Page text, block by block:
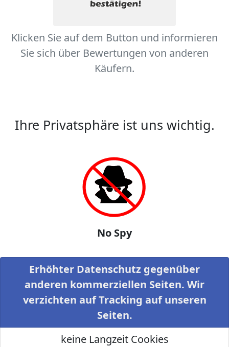
Klicken Sie auf dem Button und informieren
Sie sich über Bewertungen von anderen
Käufern.
Ihre Privatsphäre ist uns wichtig.
No Spy
Erhöhter Datenschutz gegenüber
anderen kommerziellen Seiten. Wir
verzichten auf Tracking auf unseren
Seiten.
keine Langzeit Cookies